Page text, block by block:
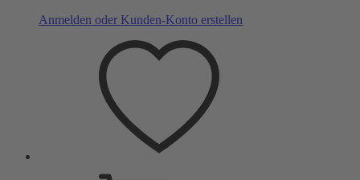
Anmelden oder Kunden-Konto erstellen